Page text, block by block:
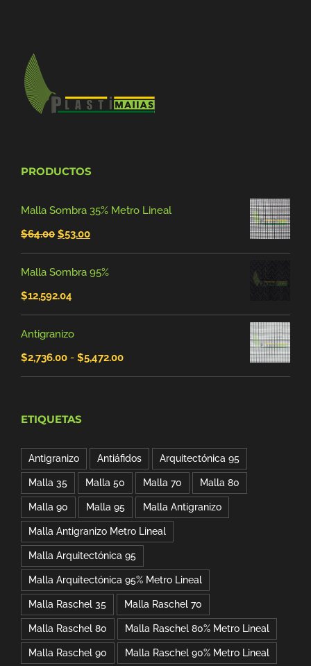
PRODUCTOS
Malla Sombra 35% Metro Lineal
$64.00 El
precio
original
era:
$64.00.
$53.00El
precio
actual
Malla Sombra 95%
$12,592.04
Antigranizo
$2,736.00 - $5,472.00Rango
de
$2,736.00
hasta
$5,472.00
ETIQUETAS
Antigranizo Antiáfidos Arquitectónica 95
Malla 35 Malla 50 Malla 70 Malla 80
Malla 90 Malla 95 Malla Antigranizo
Malla Antigranizo Metro Lineal
Malla Arquitectónica 95
Malla Arquitectónica 95% Metro Lineal
Malla Raschel 35 Malla Raschel 70
Malla Raschel 80 Malla Raschel 80% Metro Lineal
Malla Raschel 90 Malla Raschel 90% Metro Lineal